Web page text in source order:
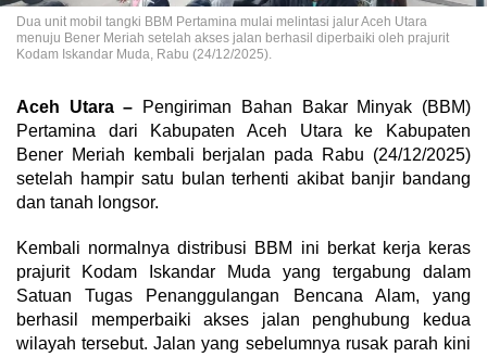
Dua unit mobil tangki BBM Pertamina mulai melintasi jalur Aceh Utara
menuju Bener Meriah setelah akses jalan berhasil diperbaiki oleh prajurit
Kodam Iskandar Muda, Rabu (24/12/2025).
Aceh Utara – Pengiriman Bahan Bakar Minyak (BBM)
Pertamina dari Kabupaten Aceh Utara ke Kabupaten
Bener Meriah kembali berjalan pada Rabu (24/12/2025)
setelah hampir satu bulan terhenti akibat banjir bandang
dan tanah longsor.
Kembali normalnya distribusi BBM ini berkat kerja keras
prajurit Kodam Iskandar Muda yang tergabung dalam
Satuan Tugas Penanggulangan Bencana Alam, yang
berhasil memperbaiki akses jalan penghubung kedua
wilayah tersebut. Jalan yang sebelumnya rusak parah kini